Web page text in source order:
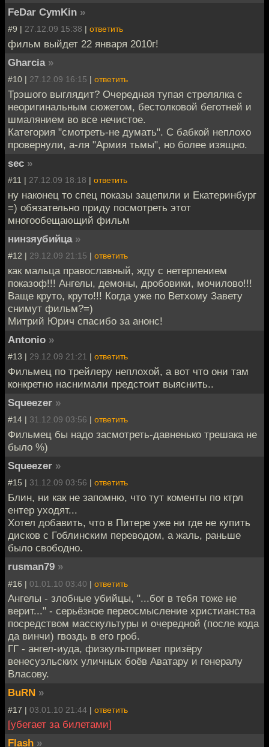
FeDar CymKin »
#9 | 27.12.09 15:38 | ответить
фильм выйдет 22 января 2010г!
Gharcia »
#10 | 27.12.09 16:15 | ответить
Трэшого выглядит? Очередная тупая стрелялка с
неоригинальным сюжетом, бестолковой беготней и
шмалянием во все нечистое.
Категория "смотреть-не думать". С бабкой неплохо
провернули, а-ля "Армия тьмы", но более изящно.
sec »
#11 | 27.12.09 18:18 | ответить
ну наконец то спец показы зацепили и Екатеринбург
=) обязательно приду посмотреть этот
многообещающий фильм
нинзяубийца »
#12 | 29.12.09 21:15 | ответить
как мальца православный, жду с нетерпением
показоф!!! Ангелы, демоны, дробовики, мочилово!!!
Ваще круто, круто!!! Когда уже по Ветхому Завету
снимут фильм?=)
Митрий Юрич спасибо за анонс!
Antonio »
#13 | 29.12.09 21:21 | ответить
Фильмец по трейлеру неплохой, а вот что они там
конкретно наснимали предстоит выяснить..
Squeezer »
#14 | 31.12.09 03:56 | ответить
Фильмец бы надо засмотреть-давненько трешака не
было %)
Squeezer »
#15 | 31.12.09 03:56 | ответить
Блин, ни как не запомню, что тут коменты по ктрл
ентер уходят...
Хотел добавить, что в Питере уже ни где не купить
дисков с Гоблинским переводом, а жаль, раньше
было свободно.
rusman79 »
#16 | 01.01.10 03:40 | ответить
Ангелы - злобные убийцы, "...бог в тебя тоже не
верит..." - серьёзное переосмысление христианства
посредством масскультуры и очередной (после кода
да винчи) гвоздь в его гроб.
ГГ - ангел-иуда, физкультпривет призёру
венесуэльских уличных боёв Аватару и генералу
Власову.
BuRN »
#17 | 03.01.10 21:44 | ответить
[убегает за билетами]
Flash »